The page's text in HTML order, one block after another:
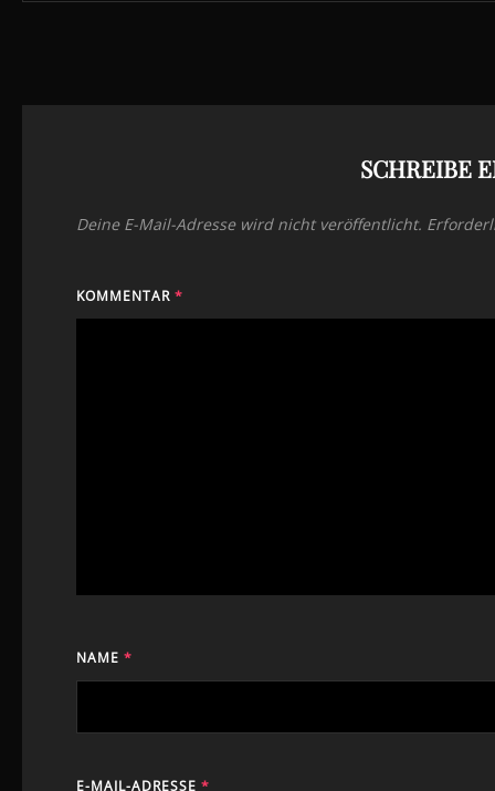
SCHREIBE
Deine E-Mail-Adresse wird nicht veröffentlicht.
KOMMENTAR *
NAME *
E-MAIL-ADRESSE *